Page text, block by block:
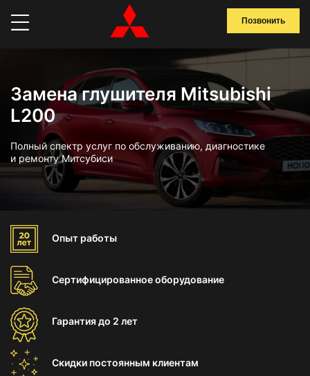
Позвонить
Замена глушителя Mitsubishi
L200
Полный спектр услуг по обслуживанию, диагностике
и ремонту Митсубиси
Опыт работы
Сертифицированноеоборудование
Гарантиядо 2 лет
Скидки постоянным клиентам